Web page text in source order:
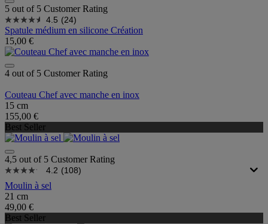
5 out of 5 Customer Rating
4.5 (24)
Spatule médium en silicone Création
15,00 €
4 out of 5 Customer Rating
Couteau Chef avec manche en inox
15 cm
155,00 €
Best Seller
4,5 out of 5 Customer Rating
4.2 (108)
Moulin à sel
21 cm
49,00 €
Best Seller